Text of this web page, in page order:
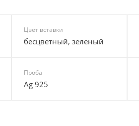
Цвет вставки
бесцветный, зеленый
Проба
Ag 925